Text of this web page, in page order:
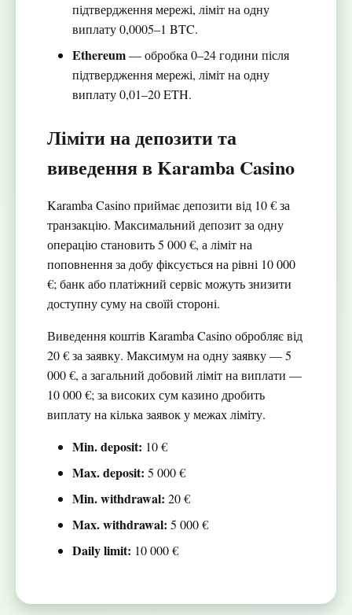
підтвердження мережі, ліміт на одну
виплату 0,0005–1 BTC.
Ethereum— обробка 0–24 години після
підтвердження мережі, ліміт на одну
виплату 0,01–20 ETH.
Ліміти на депозити та
виведення в Karamba Casino
Karamba Casino приймає депозити від 10 € за
транзакцію. Максимальний депозит за одну
операцію становить 5 000 €, а ліміт на
поповнення за добу фіксується на рівні 10 000
€; банк або платіжний сервіс можуть знизити
доступну суму на своїй стороні.
Виведення коштів Karamba Casino обробляє від
20 € за заявку. Максимум на одну заявку — 5
000 €, а загальний добовий ліміт на виплати —
10 000 €; за високих сум казино дробить
виплату на кілька заявок у межах ліміту.
Min. deposit: 10 €
Max. deposit: 5 000 €
Min. withdrawal: 20 €
Max. withdrawal: 5 000 €
Daily limit: 10 000 €